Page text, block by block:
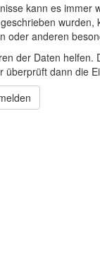
kann es
oder anderen
der Daten
überprüft dann die